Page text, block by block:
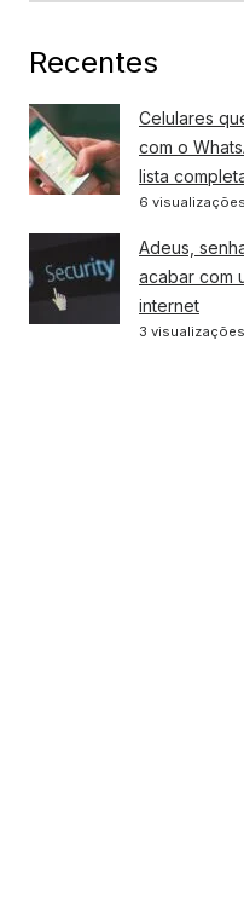
Recentes
Celulares
com o
lista
6 visualizações
Adeus,
acabar com
internet
3 visualizações